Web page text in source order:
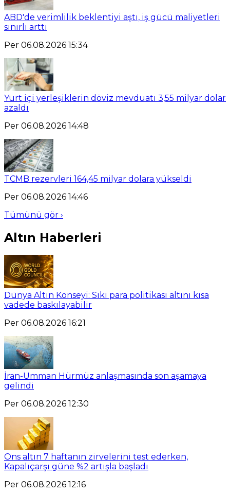
ABD'de verimlilik beklentiyi aştı, iş gücü maliyetleri
sınırlı arttı
Per 06.08.2026 15:34
Yurt içi yerleşiklerin döviz mevduatı 3,55 milyar dolar
azaldı
Per 06.08.2026 14:48
TCMB rezervleri 164,45 milyar dolara yükseldi
Per 06.08.2026 14:46
Tümünü gör ›
Altın Haberleri
Dünya Altın Konseyi: Sıkı para politikası altını kısa
vadede baskılayabilir
Per 06.08.2026 16:21
İran-Umman Hürmüz anlaşmasında son aşamaya
gelindi
Per 06.08.2026 12:30
Ons altın 7 haftanın zirvelerini test ederken,
Kapalıçarşı güne %2 artışla başladı
Per 06.08.2026 12:16